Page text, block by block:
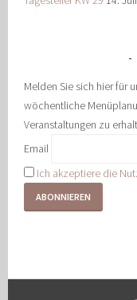
Melden Sie sich hier für
wöchentliche
Veranstaltungen zu
Email
Ich akzeptiere die